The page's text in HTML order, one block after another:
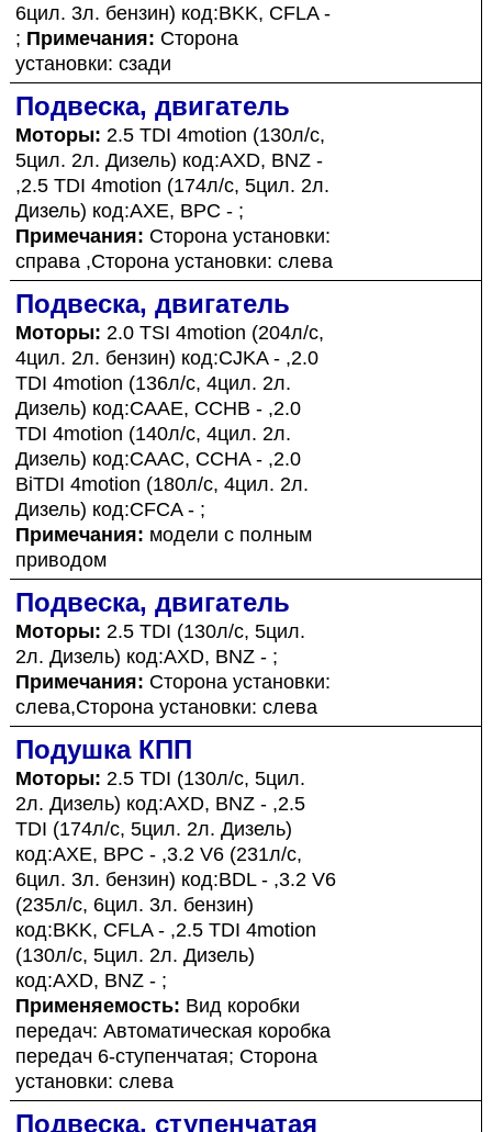
6цил. 3л. бензин) код:BKK, CFLA -
; Примечания: Сторона
установки: сзади
Подвеска, двигатель
Моторы: 2.5 TDI 4motion (130л/с,
5цил. 2л. Дизель) код:AXD, BNZ -
,2.5 TDI 4motion (174л/с, 5цил. 2л.
Дизель) код:AXE, BPC - ;
Примечания: Сторона установки:
справа ,Сторона установки: слева
Подвеска, двигатель
Моторы: 2.0 TSI 4motion (204л/с,
4цил. 2л. бензин) код:CJKA - ,2.0
TDI 4motion (136л/с, 4цил. 2л.
Дизель) код:CAAE, CCHB - ,2.0
TDI 4motion (140л/с, 4цил. 2л.
Дизель) код:CAAC, CCHA - ,2.0
BiTDI 4motion (180л/с, 4цил. 2л.
Дизель) код:CFCA - ;
Примечания: модели с полным
приводом
Подвеска, двигатель
Моторы: 2.5 TDI (130л/с, 5цил.
2л. Дизель) код:AXD, BNZ - ;
Примечания: Сторона установки:
слева,Сторона установки: слева
Подушка КПП
Моторы: 2.5 TDI (130л/с, 5цил.
2л. Дизель) код:AXD, BNZ - ,2.5
TDI (174л/с, 5цил. 2л. Дизель)
код:AXE, BPC - ,3.2 V6 (231л/с,
6цил. 3л. бензин) код:BDL - ,3.2 V6
(235л/с, 6цил. 3л. бензин)
код:BKK, CFLA - ,2.5 TDI 4motion
(130л/с, 5цил. 2л. Дизель)
код:AXD, BNZ - ;
Применяемость: Вид коробки
передач: Автоматическая коробка
передач 6-ступенчатая; Сторона
установки: слева
Подвеска, ступенчатая